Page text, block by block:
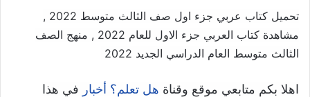
تحميل كتاب عربي جزء اول صف الثالث متوسط 2022 ,
مشاهدة كتاب العربي جزء الاول للعام 2022 , منهج الصف
الثالث متوسط العام الدراسي الجديد 2022
اهلا بكم متابعي موقع وقناة هل تعلم؟ أخبار في هذا